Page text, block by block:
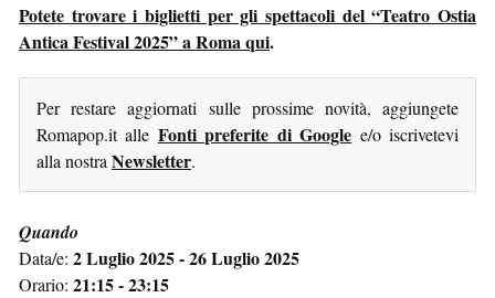
Potete trovare i biglietti per gli spettacoli del “Teatro Ostia
Antica Festival 2025” a Roma qui.
Per restare aggiornati sulle prossime novità, aggiungete
Romapop.it alle Fonti preferite di Google e/o iscrivetevi
alla nostra Newsletter.
Quando
Data/e: 2 Luglio 2025 - 26 Luglio 2025
Orario: 21:15 - 23:15